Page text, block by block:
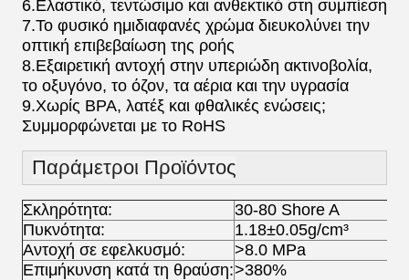
6.Ελαστικό, τεντώσιμο και ανθεκτικό στη συμπίεση
7.Το φυσικό ημιδιαφανές χρώμα διευκολύνει την
οπτική επιβεβαίωση της ροής
8.Εξαιρετική αντοχή στην υπεριώδη ακτινοβολία,
το οξυγόνο, το όζον, τα αέρια και την υγρασία
9.Χωρίς BPA, λατέξ και φθαλικές ενώσεις;
Συμμορφώνεται με το RoHS
Παράμετροι Προϊόντος
Σκληρότητα:
30-80 Shore A
Πυκνότητα:
1.18±0.05g/cm³
Αντοχή σε εφελκυσμό:
>8.0 MPa
Επιμήκυνση κατά τη θραύση:>380%